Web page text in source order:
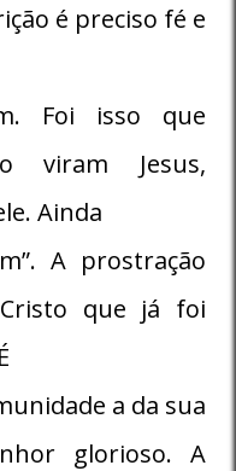
é preciso fé e
Foi isso que
viram Jesus,
Ainda
A prostração
que já foi
a da sua
glorioso. A